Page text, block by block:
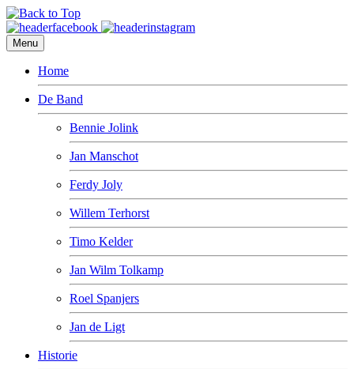
Menu
Home
De Band
Bennie Jolink
Jan Manschot
Ferdy Joly
Willem Terhorst
Timo Kelder
Jan Wilm Tolkamp
Roel Spanjers
Jan de Ligt
Historie